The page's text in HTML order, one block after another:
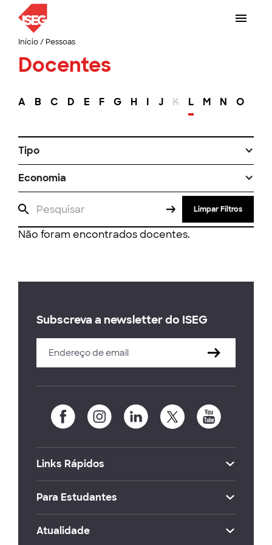
Início/ Pessoas
Docentes
A B C D E F G H I J K L M N O
Tipo
Economia
Limpar Filtros
Não foram encontrados docentes.
Subscreva a newsletter do ISEG
Links Rápidos
Para Estudantes
Atualidade